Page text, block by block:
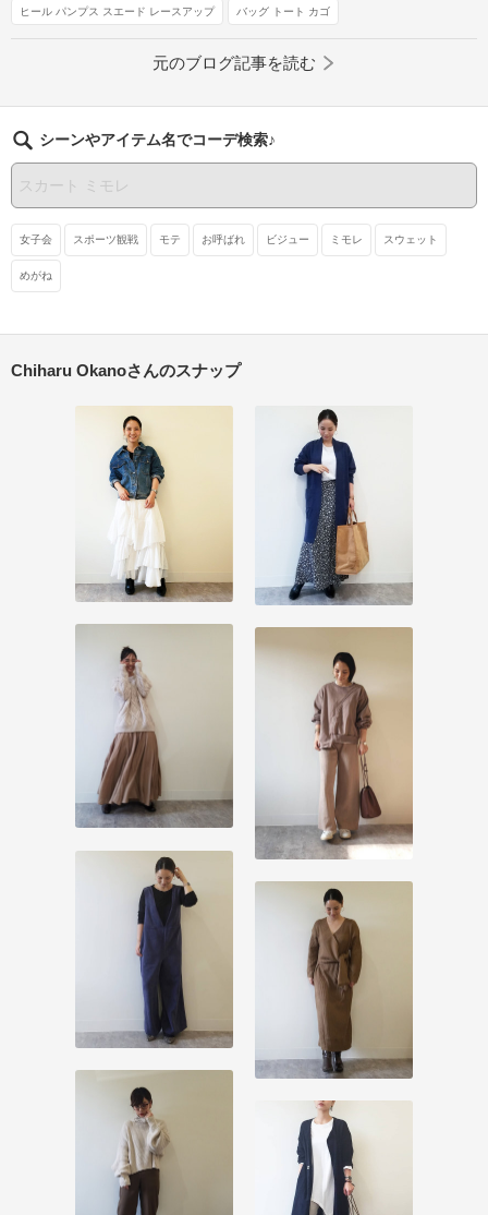
ヒール パンプス スエード レースアップ バッグ トート カゴ
元のブログ記事を読む
シーンやアイテム名でコーデ検索♪
女子会 スポーツ観戦 モテ お呼ばれ ビジュー ミモレ スウェット
めがね
Chiharu Okanoさんのスナップ